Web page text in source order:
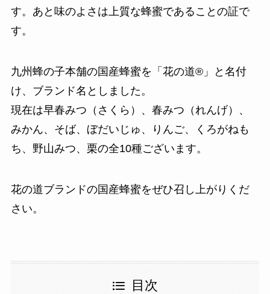
す。あと味のよさは上質な蜂蜜であることの証で
す。
九州蜂の子本舗の国産蜂蜜を「花の道®」と名付
け、ブランド名としました。
現在は早春みつ（さくら）、春みつ（れんげ）、
みかん、そば、ぼだいじゅ、りんご、くろがねも
ち、野山みつ、栗の全10種ございます。
花の道ブランドの国産蜂蜜をぜひ召し上がりくだ
さい。
目次